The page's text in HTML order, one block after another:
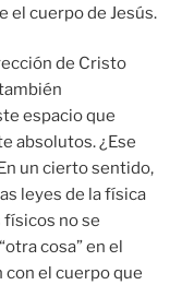
el cuerpo de Jesús.
de Cristo
espacio que
absolutos. ¿Ese
un cierto sentido,
leyes de la física
no se
cosa” en el
con el cuerpo que